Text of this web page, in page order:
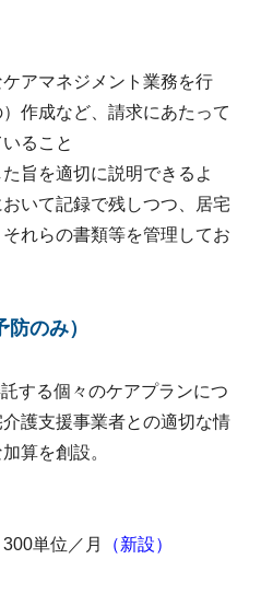
アマネジメント業務を行
作成など、請求にあたって
ること
旨を適切に説明できるよ
いて記録で残しつつ、居宅
れらの書類等を管理してお
のみ）
する個々のケアプランにつ
護支援事業者との適切な情
算を創設。
単位／月
（新設）